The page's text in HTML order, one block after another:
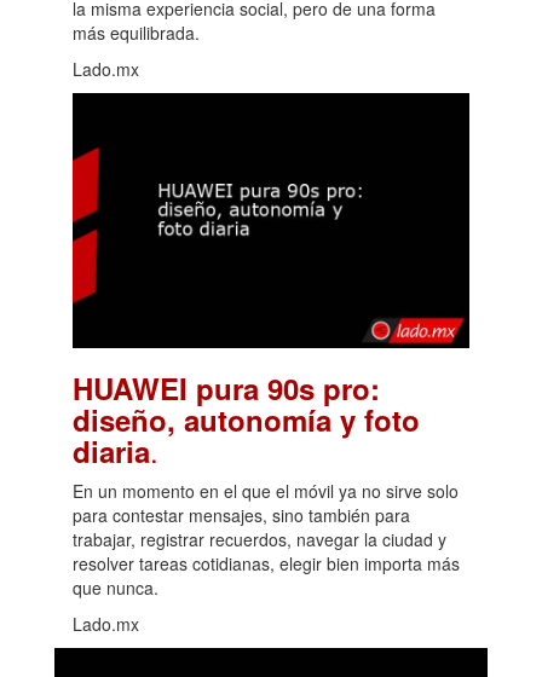
la misma experiencia social, pero de una forma
más equilibrada.
Lado.mx
HUAWEI pura 90s pro:
diseño, autonomía y foto
diaria.
En un momento en el que el móvil ya no sirve solo
para contestar mensajes, sino también para
trabajar, registrar recuerdos, navegar la ciudad y
resolver tareas cotidianas, elegir bien importa más
que nunca.
Lado.mx